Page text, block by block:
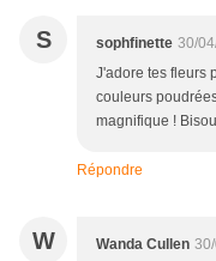
S sophfinette 30/
J'adore tes fleurs
couleurs
magnifique !
Répondre
W Wanda Cullen